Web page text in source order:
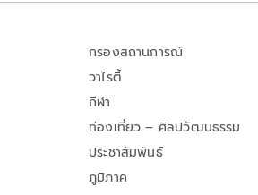
กรองสถานการณ์
วาไรตี้
กีฬา
ท่องเที่ยว – ศิลปวัฒนธรรม
ประชาสัมพันธ์
ภูมิภาค